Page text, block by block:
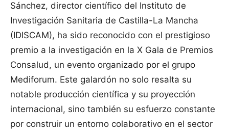
Sánchez, director científico del Instituto de
Investigación Sanitaria de Castilla-La Mancha
(IDISCAM), ha sido reconocido con el prestigioso
premio a la investigación en la X Gala de Premios
Consalud, un evento organizado por el grupo
Mediforum. Este galardón no solo resalta su
notable producción científica y su proyección
internacional, sino también su esfuerzo constante
por construir un entorno colaborativo en el sector